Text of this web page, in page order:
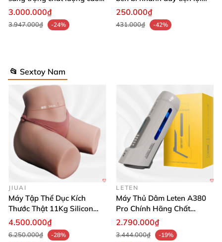
giá tốt
3.000.000₫
3.947.000₫ -24%
giá tốt
250.000₫
431.000₫ -42%
📂 Sextoy Nam
JIUAI
Máy Tập Thể Dục Kích
Thước Thật 11Kg Silicon
Cao Cấp Nhật Bản
4.500.000₫
6.250.000₫
-28%
LETEN
Máy Thủ Dâm Leten A380
Pro Chính Hãng Chất
Lượng Cao
2.790.000₫
3.444.000₫
-19%